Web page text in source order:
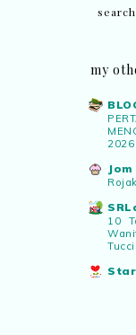
my
2026
10